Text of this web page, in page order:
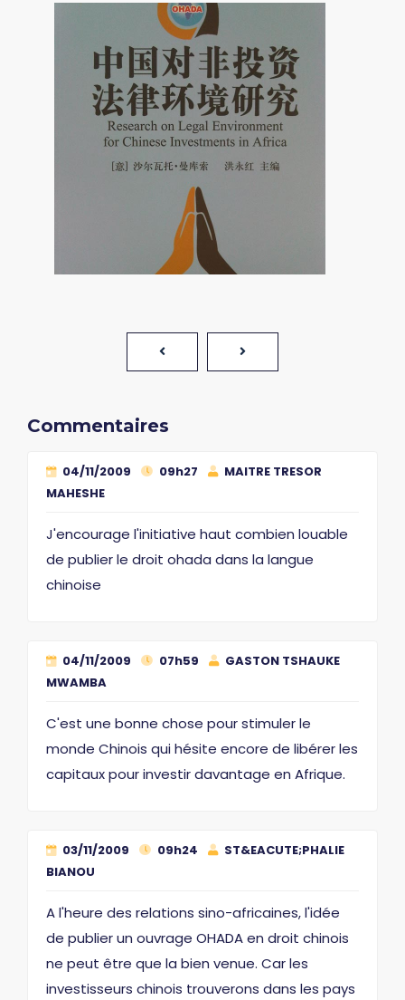
Commentaires
04/11/2009 09h27
MAITRE TRESOR
MAHESHE
J'encourage l'initiative haut combien louable
de publier le droit ohada dans la langue
chinoise
04/11/2009 07h59
GASTON TSHAUKE
MWAMBA
C'est une bonne chose pour stimuler le
monde Chinois qui hésite encore de libérer les
capitaux pour investir davantage en Afrique.
03/11/2009 09h24
ST&EACUTE;PHALIE
BIANOU
A l'heure des relations sino-africaines, l'idée
de publier un ouvrage OHADA en droit chinois
ne peut être que la bien venue. Car les
investisseurs chinois trouverons dans les pays